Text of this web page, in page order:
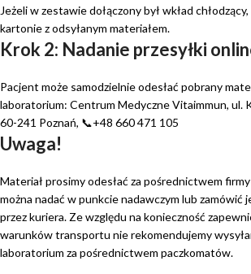
Jeżeli w zestawie dołączony był wkład
kartonie z odsyłanym materiałem.
Krok 2: Nadanie przesyłki
Pacjent może samodzielnie odesłać pobrany
laboratorium: Centrum Medyczne Vitaimmun, ul.
60-241 Poznań, 📞+48 660 471 105
Uwaga!
Materiał prosimy odesłać za pośrednictwem
można nadać w punkcie nadawczym lub zamówić
przez kuriera. Ze względu na konieczność
warunków transportu nie rekomendujemy
laboratorium za pośrednictwem paczkomatów.